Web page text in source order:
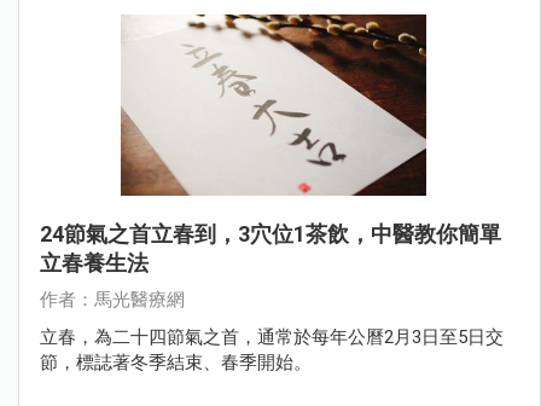
24節氣之首立春到，3穴位1茶飲，中醫教你簡單
立春養生法
作者：馬光醫療網
立春，為二十四節氣之首，通常於每年公曆2月3日至5日交
節，標誌著冬季結束、春季開始。